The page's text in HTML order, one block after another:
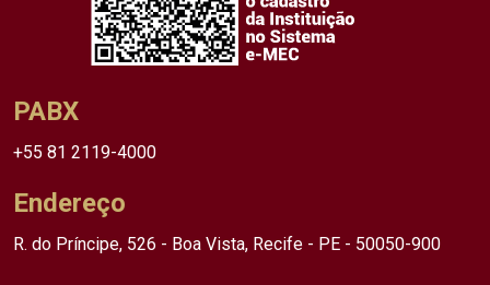
PABX
+55 81 2119-4000
Endereço
R. do Príncipe, 526 - Boa Vista, Recife - PE - 50050-900